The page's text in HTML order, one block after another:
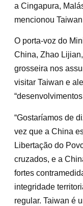
a Cingapura,
mencionou
O porta-voz do
China, Zhao
grosseira nos
visitar Taiwan e
“Gostaríamos de
vez que a China
Libertação do
cruzados, e a
fortes
integridade
regular. Taiwan é